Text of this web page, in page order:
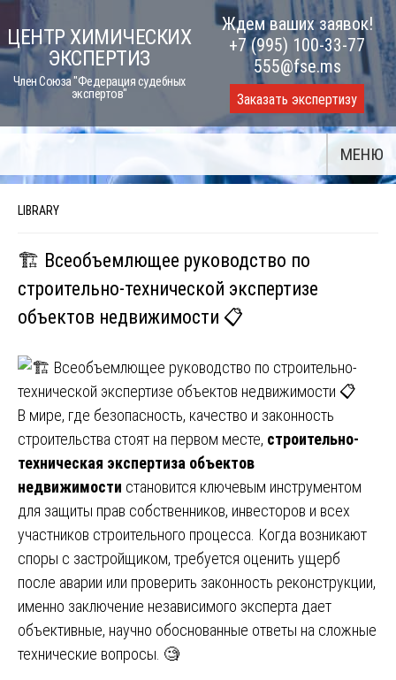
Skip
to
content
ЦЕНТР ХИМИЧЕСКИХ
ЭКСПЕРТИЗ
Член Союза "Федерация судебных
экспертов"
Ждем ваших заявок!
+7 (995) 100-33-77
555@fse.ms
Заказать экспертизу
МЕНЮ
LIBRARY
🏗️ Всеобъемлющее руководство по
строительно-технической экспертизе
объектов недвижимости 📋
В мире, где безопасность, качество и законность
строительства стоят на первом месте, строительно-
техническая экспертиза объектов
недвижимости становится ключевым инструментом
для защиты прав собственников, инвесторов и всех
участников строительного процесса. Когда возникают
споры с застройщиком, требуется оценить ущерб
после аварии или проверить законность реконструкции,
именно заключение независимого эксперта дает
объективные, научно обоснованные ответы на сложные
технические вопросы. 🧐